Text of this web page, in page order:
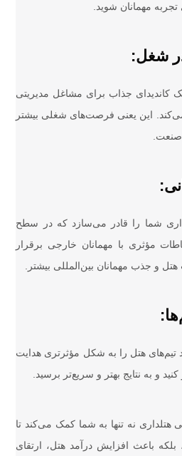
تجربه مهمانان شوید.
کاندیدای جذاب برای مشاغل مدیریتی
این یعنی فرصت‌های شغلی بیشتر
صنعت.
شما را قادر می‌سازد که در سطح
مؤثری با مهمانان خارجی برقرار
و جذب مهمانان بین‌المللی بیشتر.
تیم‌های هتل را به شکل مؤثرتری هدایت
و به نتایج بهتر و سریع‌تر برسید.
هتلداری نه تنها به شما کمک می‌کند تا
باعث افزایش درآمد هتل، ارتقای